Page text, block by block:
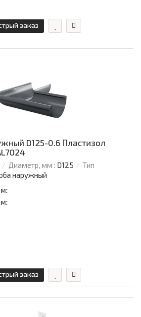
заказ
D125-0.6 Пластизол
Диаметр, мм : D125
Тип
наружный
заказ